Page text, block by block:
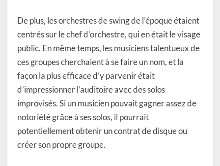
De plus, les orchestres de swing de l’époque étaient
centrés sur le chef d’orchestre, qui en était le visage
public. En même temps, les musiciens talentueux de
ces groupes cherchaient à se faire un nom, et la
façon la plus efficace d’y parvenir était
d’impressionner l’auditoire avec des solos
improvisés. Si un musicien pouvait gagner assez de
notoriété grâce à ses solos, il pourrait
potentiellement obtenir un contrat de disque ou
créer son propre groupe.